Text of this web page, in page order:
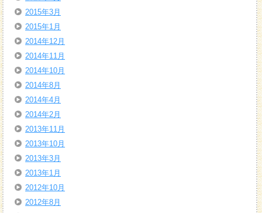
2015年3月
2015年1月
2014年12月
2014年11月
2014年10月
2014年8月
2014年4月
2014年2月
2013年11月
2013年10月
2013年3月
2013年1月
2012年10月
2012年8月